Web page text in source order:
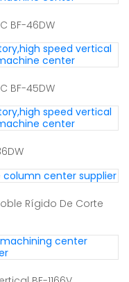
BF-46DW
BF-45DW
Rígido De Corte